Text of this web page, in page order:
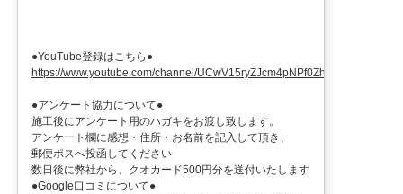
●YouTube登録はこちら●
https://www.youtube.com/channel/UCwV15ryZJcm4pNPf0ZhXu9g
●アンケート協力について●
施工後にアンケート用のハガキをお渡し致します。
アンケート欄に感想・住所・お名前を記入して頂き、
郵便ポスへ投函してください
数日後に弊社から、クオカード500円分を送付いたします
●Google口コミについて●